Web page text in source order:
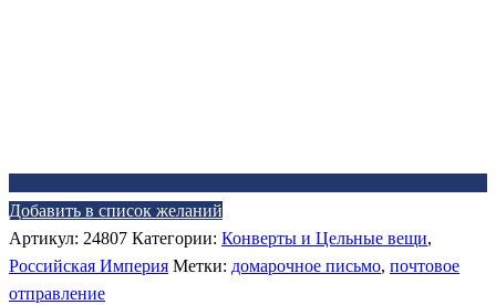
Добавить в список желаний
Артикул: 24807 Категории: Конверты и Цельные вещи,
Российская Империя Метки: домарочное письмо, почтовое
отправление